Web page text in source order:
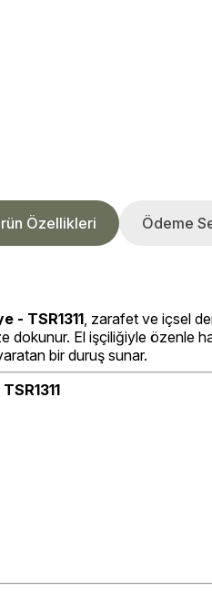
Özellikleri Ödeme
- TSR1311, zarafet ve içsel
dokunur. El işçiliğiyle özenle
bir duruş sunar.